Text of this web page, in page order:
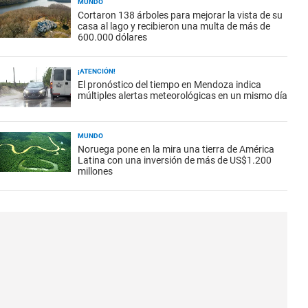
MUNDO
Cortaron 138 árboles para mejorar la vista de su
casa al lago y recibieron una multa de más de
600.000 dólares
¡ATENCIÓN!
El pronóstico del tiempo en Mendoza indica
múltiples alertas meteorológicas en un mismo día
MUNDO
Noruega pone en la mira una tierra de América
Latina con una inversión de más de US$1.200
millones